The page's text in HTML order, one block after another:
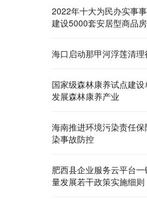
2022年十大为民办实事
建设5000套安居型商品房
海口启动那甲河浮莲清
国家级森林康养试点建
发展森林康养产业
海南推进环境污染责任
染事故防控
肥西县企业服务云平台
量发展若干政策实施细则